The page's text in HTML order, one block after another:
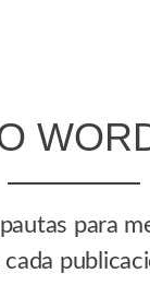
para
cada